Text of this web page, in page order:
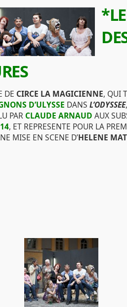
DE CIRCE LA MAGICIENNE, QUI
D’ULYSSE DANS L’ODYSSEE,
PAR CLAUDE ARNAUD AUX
, ET REPRESENTE POUR LA
MISE EN SCENE D’HELENE